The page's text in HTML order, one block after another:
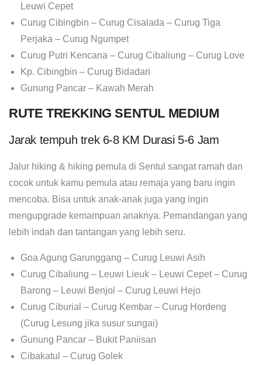
Leuwi Cepet
Curug Cibingbin – Curug Cisalada – Curug Tiga
Perjaka – Curug Ngumpet
Curug Putri Kencana – Curug Cibaliung – Curug Love
Kp. Cibingbin – Curug Bidadari
Gunung Pancar – Kawah Merah
RUTE TREKKING SENTUL MEDIUM
Jarak tempuh trek 6-8 KM Durasi 5-6 Jam
Jalur hiking & hiking pemula di Sentul sangat ramah dan
cocok untuk kamu pemula atau remaja yang baru ingin
mencoba. Bisa untuk anak-anak juga yang ingin
mengupgrade kemampuan anaknya. Pemandangan yang
lebih indah dan tantangan yang lebih seru.
Goa Agung Garunggang – Curug Leuwi Asih
Curug Cibaliung – Leuwi Lieuk – Leuwi Cepet – Curug
Barong – Leuwi Benjol – Curug Leuwi Hejo
Curug Ciburial – Curug Kembar – Curug Hordeng
(Curug Lesung jika susur sungai)
Gunung Pancar – Bukit Paniisan
Cibakatul – Curug Golek